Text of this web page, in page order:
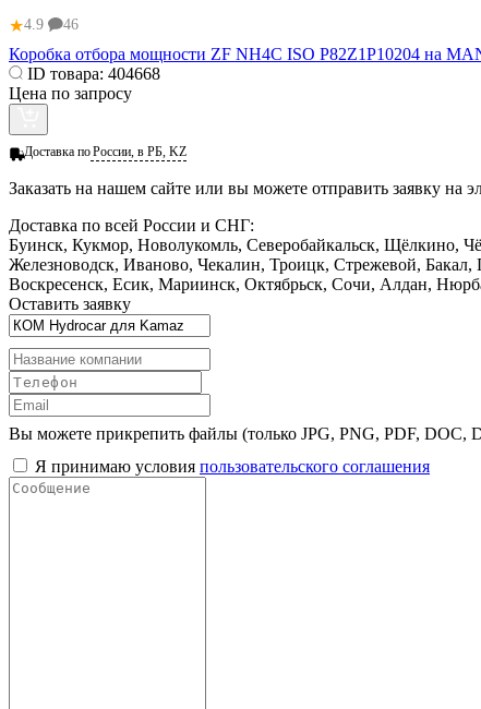
★4.9 46
Коробка отбора мощности ZF NH4C ISO P82Z1P10204 на
ID товара: 404668
Цена по запросу
Доставка поРоссии, в РБ, KZ
Заказать на нашем сайте или вы можете отправить заявку на
Доставка по всей России и СНГ:
Буинск, Кукмор, Новолукомль, Северобайкальск,
Железноводск, Иваново, Чекалин, Троицк, Стрежевой,
Воскресенск, Есик, Мариинск, Октябрьск, Сочи, Алдан,
Оставить заявку
Вы можете прикрепить файлы (только JPG, PNG, PDF, DOC,
Я принимаю условия пользовательского соглашения